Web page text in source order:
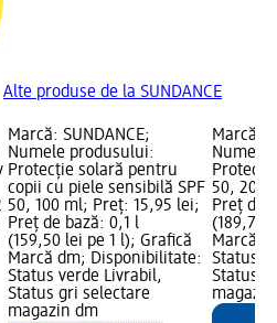
Alte produse de la SUNDANCE
Marcă: SUNDANCE;
Numele produsului:
Protecție solară pentru
copii cu piele sensibilă SPF
50, 100 ml; Preț: 15,95 lei;
Preț de bază: 0,1 l
(159,50 lei pe 1 l); Grafică
Marcă dm; Disponibilitate:
Status verde Livrabil,
Status gri selectare
magazin dm
Marcă:
Numele
50, 200
Preț de
(189,75
Marcă
Status
Status